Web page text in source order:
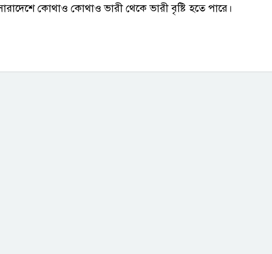
কোথাও কোথাও ভারী থেকে ভারী বৃষ্টি হতে পারে।